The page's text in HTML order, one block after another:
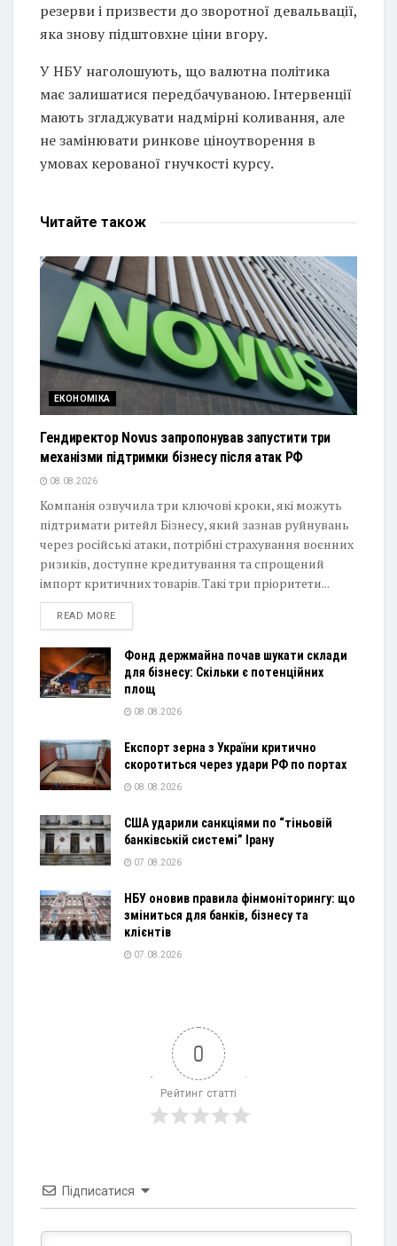
резерви і призвести до зворотної девальвації,
яка знову підштовхне ціни вгору.
У НБУ наголошують, що валютна політика
має залишатися передбачуваною. Інтервенції
мають згладжувати надмірні коливання, але
не замінювати ринкове ціноутворення в
умовах керованої гнучкості курсу.
Читайте також
ЕКОНОМІКА
Гендиректор Novus запропонував запустити три
механізми підтримки бізнесу після атак РФ
08.08.2026
Компанія озвучила три ключові кроки, які можуть
підтримати ритейл Бізнесу, який зазнав руйнувань
через російські атаки, потрібні страхування воєнних
ризиків, доступне кредитування та спрощений
імпорт критичних товарів. Такі три пріоритети...
READ MOREDETAILS
Фонд держмайна почав шукати склади
для бізнесу: Скільки є потенційних
площ
08.08.2026
Експорт зерна з України критично
скоротиться через удари РФ по портах
08.08.2026
США ударили санкціями по “тіньовій
банківській системі” Ірану
07.08.2026
НБУ оновив правила фінмоніторингу: що
зміниться для банків, бізнесу та
клієнтів
07.08.2026
0
Рейтинг статті
Підписатися